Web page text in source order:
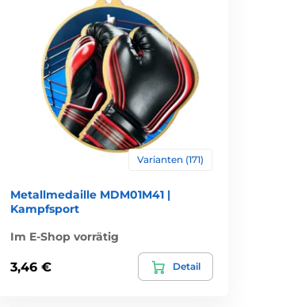
Varianten (171)
Metallmedaille MDM01M41 |
Kampfsport
Im E-Shop vorrätig
3,46 € Detail